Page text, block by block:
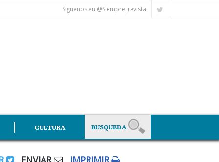
Síguenos en @Siempre_revista
CULTURA
ENVIAR IMPRIMIR